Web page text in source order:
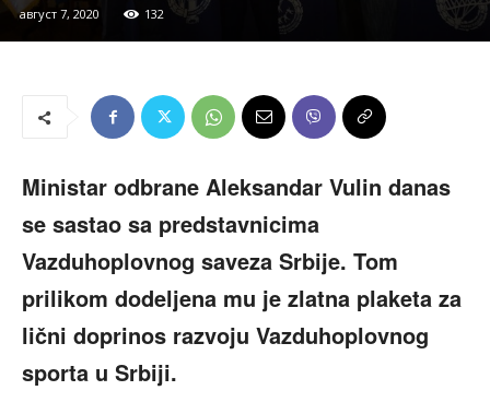
август 7, 2020 132
Ministar odbrane Aleksandar Vulin danas
se sastao sa predstavnicima
Vazduhoplovnog saveza Srbije. Tom
prilikom dodeljena mu je zlatna plaketa za
lični doprinos razvoju Vazduhoplovnog
sporta u Srbiji.